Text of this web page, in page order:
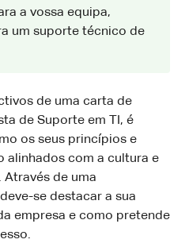
a vossa equipa,
um suporte técnico de
de uma carta de
de Suporte em TI, é
os seus princípios e
alinhados com a cultura e
de uma
se destacar a sua
empresa e como pretende